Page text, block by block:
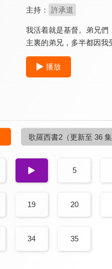
主持： 許承道
我活着就是基督。弟兄們
主裏的弟兄，多半都因我
播放
歌羅西書2 （更新至 36 集
4 5
19 20
34 35